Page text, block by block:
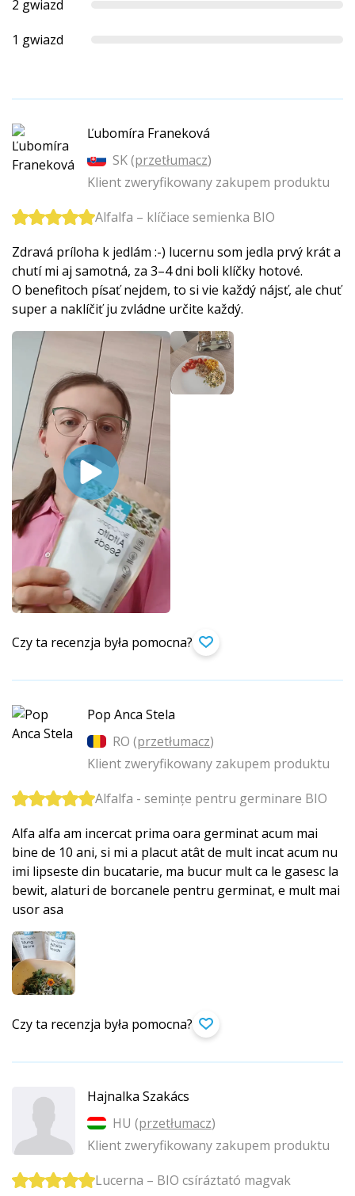
2 gwiazd
1 gwiazd
Ľubomíra Franeková
SK (przetłumacz)
Klient zweryfikowany zakupem produktu
Alfalfa – klíčiace semienka BIO
Zdravá príloha k jedlám :-) lucernu som jedla prvý krát a
chutí mi aj samotná, za 3–4 dni boli klíčky hotové.
O benefitoch písať nejdem, to si vie každý nájsť, ale chuť
super a naklíčiť ju zvládne určite každý.
Czy ta recenzja była pomocna?
Pop Anca Stela
RO (przetłumacz)
Klient zweryfikowany zakupem produktu
Alfalfa - semințe pentru germinare BIO
Alfa alfa am incercat prima oara germinat acum mai
bine de 10 ani, si mi a placut atât de mult incat acum nu
imi lipseste din bucatarie, ma bucur mult ca le gasesc la
bewit, alaturi de borcanele pentru germinat, e mult mai
usor asa
Czy ta recenzja była pomocna?
Hajnalka Szakács
HU (przetłumacz)
Klient zweryfikowany zakupem produktu
Lucerna – BIO csíráztató magvak